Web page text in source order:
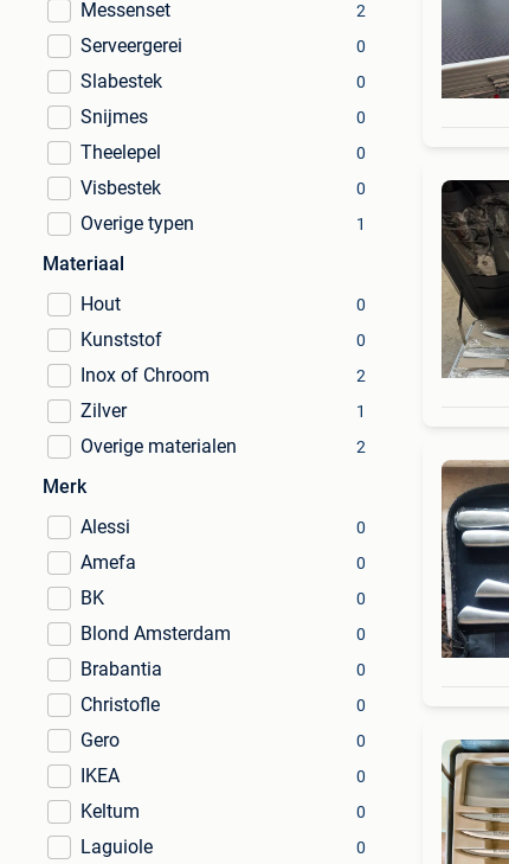
Messenset 2
Serveergerei 0
Slabestek 0
Snijmes 0
Theelepel 0
Visbestek 0
Overige typen 1
Materiaal
Hout
0
Kunststof 0
Inox of Chroom 2
Zilver 1
Overige materialen 2
Merk
Alessi
0
Amefa 0
BK 0
Blond Amsterdam 0
Brabantia 0
Christofle 0
Gero 0
IKEA 0
Keltum 0
Laguiole 0